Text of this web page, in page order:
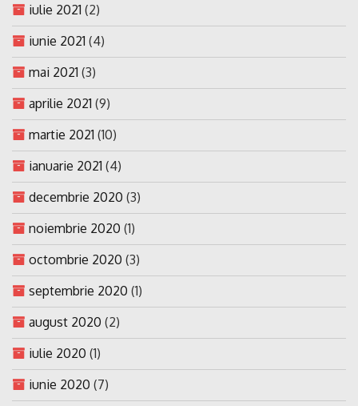
iulie 2021 (2)
iunie 2021 (4)
mai 2021 (3)
aprilie 2021 (9)
martie 2021 (10)
ianuarie 2021 (4)
decembrie 2020 (3)
noiembrie 2020 (1)
octombrie 2020 (3)
septembrie 2020 (1)
august 2020 (2)
iulie 2020 (1)
iunie 2020 (7)